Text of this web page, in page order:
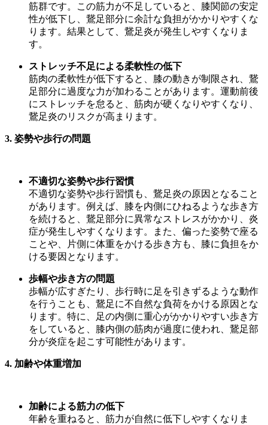
筋群です。この筋力が不足していると、膝関節の安定
性が低下し、鵞足部分に余計な負担がかかりやすくな
ります。結果として、鵞足炎が発生しやすくなりま
す。
ストレッチ不足による柔軟性の低下
筋肉の柔軟性が低下すると、膝の動きが制限され、鵞
足部分に過度な力が加わることがあります。運動前後
にストレッチを怠ると、筋肉が硬くなりやすくなり、
鵞足炎のリスクが高まります。
3. 姿勢や歩行の問題
不適切な姿勢や歩行習慣
不適切な姿勢や歩行習慣も、鵞足炎の原因となること
があります。例えば、膝を内側にひねるような歩き方
を続けると、鵞足部分に異常なストレスがかかり、炎
症が発生しやすくなります。また、偏った姿勢で座る
ことや、片側に体重をかける歩き方も、膝に負担をか
ける要因となります。
歩幅や歩き方の問題
歩幅が広すぎたり、歩行時に足を引きずるような動作
を行うことも、鵞足に不自然な負荷をかける原因とな
ります。特に、足の内側に重心がかかりやすい歩き方
をしていると、膝内側の筋肉が過度に使われ、鵞足部
分が炎症を起こす可能性があります。
4. 加齢や体重増加
加齢による筋力の低下
年齢を重ねると、筋力が自然に低下しやすくなりま